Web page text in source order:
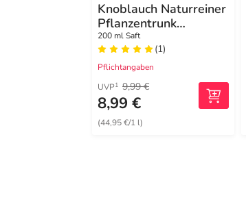
Knoblauch Naturreiner
Pflanzentrunk
Schoenenberger
200 ml Saft
(1)
Pflichtangaben
UVP1 9,99 €
8,99 €
(44,95 €/1 l)